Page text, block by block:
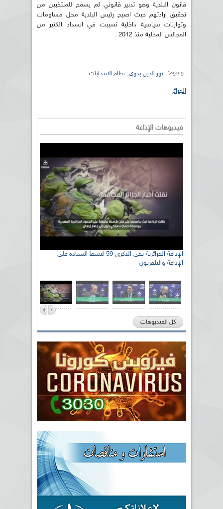
قانون البلدية وهو تدبير قانوني لم يسمح للمنتخبين من
تحقيق ارادتهم حيث اصبح رئيس البلدية محل مساومات
وتوازنات سياسية داخلية تسببت في انسداد الكثير من
المجالس المحلية منذ 2012 .
وسوم: نور الدين بدوي, نظام الانتخابات
الجزائر
فيديوهات الإذاعة
الإذاعة الجزائرية تحي الذكرى 59 لبسط السيادة على
الإذاعة والتلفزيون
كل الفيديوهات